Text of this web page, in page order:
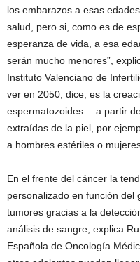
los embarazos a esas
salud, pero si, como es de
esperanza de vida, a esa
serán mucho menores”,
Instituto Valenciano de
ver en 2050, dice, es la
espermatozoides— a partir
extraídas de la piel, por
a hombres estériles o
En el frente del cáncer la
personalizado en función del
tumores gracias a la
análisis de sangre, explica
Española de Oncología